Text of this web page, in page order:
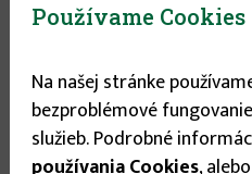
49.90 €


Používame Cookies
Na našej stránke
bezproblémové
služieb. Podrobné
používania Cookies,